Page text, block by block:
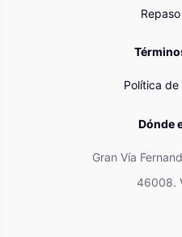
Política
Dónde
Gran Vía
46008.